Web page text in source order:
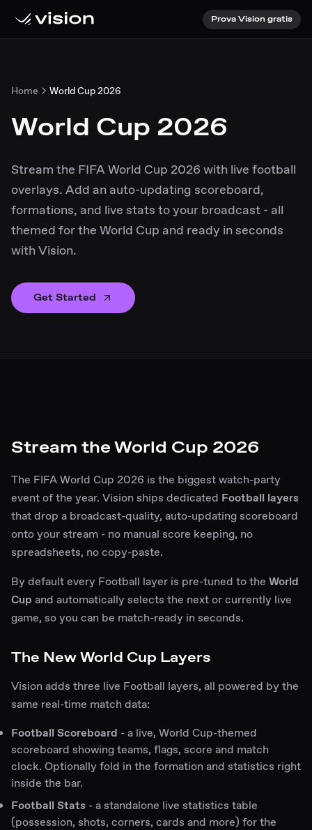
Prova Vision gratis
Home World Cup 2026
World Cup 2026
Stream the FIFA World Cup 2026 with live football
overlays. Add an auto-updating scoreboard,
formations, and live stats to your broadcast - all
themed for the World Cup and ready in seconds
with Vision.
Get Started
Stream the World Cup 2026
The FIFA World Cup 2026 is the biggest watch-party
event of the year. Vision ships dedicated Football layers
that drop a broadcast-quality, auto-updating scoreboard
onto your stream - no manual score keeping, no
spreadsheets, no copy-paste.
By default every Football layer is pre-tuned to the World
Cup and automatically selects the next or currently live
game, so you can be match-ready in seconds.
The New World Cup Layers
Vision adds three live Football layers, all powered by the
same real-time match data:
Football Scoreboard - a live, World Cup-themed
scoreboard showing teams, flags, score and match
clock. Optionally fold in the formation and statistics right
inside the bar.
Football Stats - a standalone live statistics table
(possession, shots, corners, cards and more) for the